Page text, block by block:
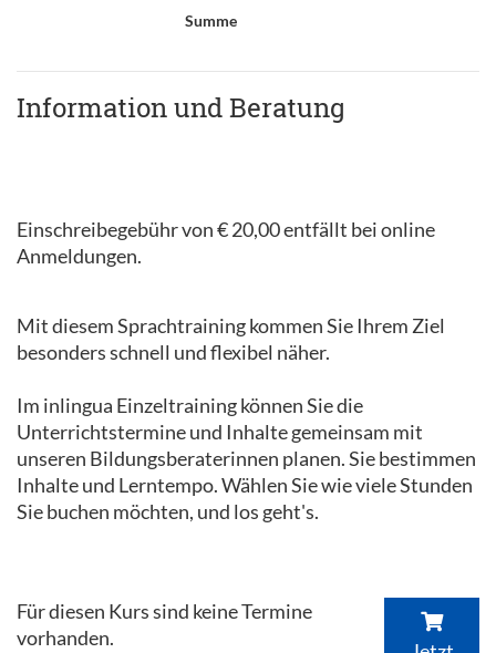
Summe
Information und Beratung
Einschreibegebühr von € 20,00 entfällt bei online
Anmeldungen.
Mit diesem Sprachtraining kommen Sie Ihrem Ziel
besonders schnell und flexibel näher.
Im inlingua Einzeltraining können Sie die
Unterrichtstermine und Inhalte gemeinsam mit
unseren Bildungsberaterinnen planen. Sie bestimmen
Inhalte und Lerntempo. Wählen Sie wie viele Stunden
Sie buchen möchten, und los geht's.
Für diesen Kurs sind keine Termine
vorhanden.